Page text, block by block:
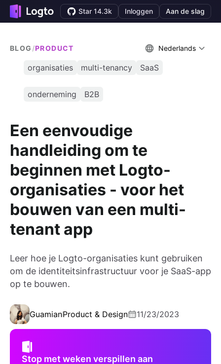
Star 14.3k Inloggen Aan de slag
BLOG /PRODUCT Nederlands
organisaties multi-tenancy SaaS
onderneming B2B
Een eenvoudige
handleiding om te
beginnen met Logto-
organisaties - voor het
bouwen van een multi-
tenant app
Leer hoe je Logto-organisaties kunt gebruiken
om de identiteitsinfrastructuur voor je SaaS-app
op te bouwen.
GuamianProduct & Design 11/23/2023
Stop met weken verspillen aan